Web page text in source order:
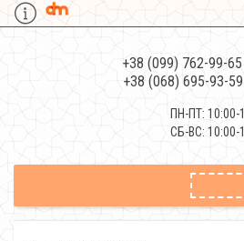
+38 (099) 762-99-
+38 (068) 695-93-
ПН-ПТ: 10:00-
СБ-ВС: 10:00-